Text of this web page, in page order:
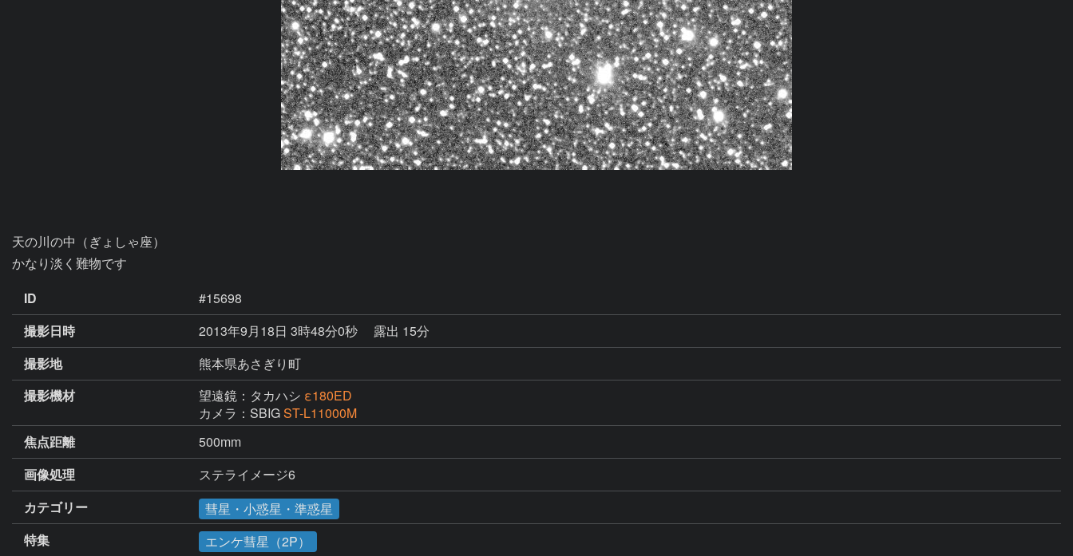
天の川の中（ぎょしゃ座）
かなり淡く難物です
ID
#15698
撮影日時
2013年9月18日 3時48分0秒
露出 15分
撮影地
熊本県あさぎり町
撮影機材
望遠鏡：タカハシ ε180ED
カメラ：SBIGST-L11000M
焦点距離
500mm
画像処理
ステライメージ6
カテゴリー
彗星・小惑星・準惑星
特集
エンケ彗星（2P）